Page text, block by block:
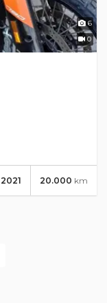
6
0
20.000 km
2021